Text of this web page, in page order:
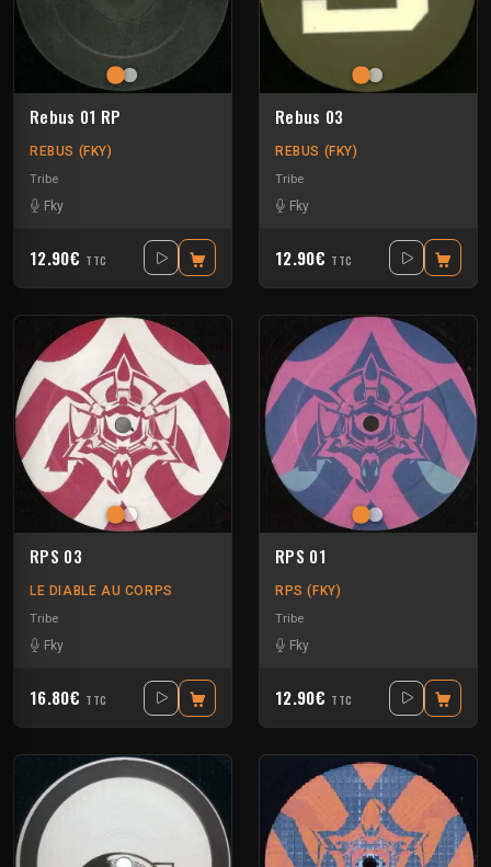
Rebus 01 RP
REBUS (FKY)
Tribe
Fky
12.90€ TTC
Rebus 03
REBUS (FKY)
Tribe
Fky
12.90€ TTC
RPS 03
LE DIABLE AU CORPS
Tribe
Fky
16.80€ TTC
RPS 01
RPS (FKY)
Tribe
Fky
12.90€ TTC